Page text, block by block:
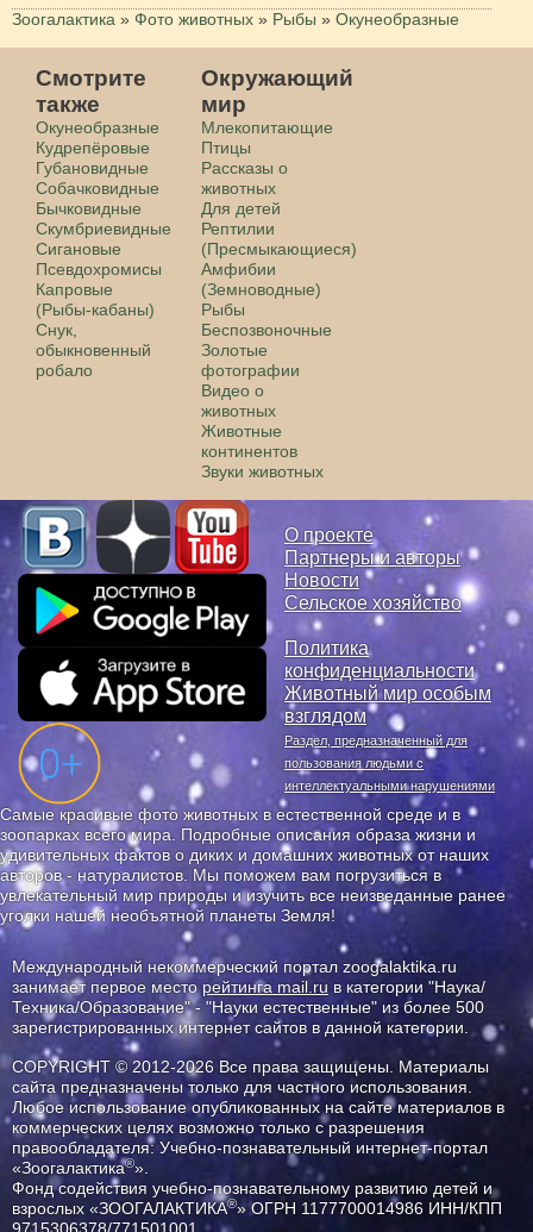
Зоогалактика » Фото животных » Рыбы » Окунеобразные
Смотрите
также
Окунеобразные
Кудрепёровые
Губановидные
Собачковидные
Бычковидные
Скумбриевидные
Сигановые
Псевдохромисы
Капровые
(Рыбы-кабаны)
Снук,
обыкновенный
робало
Окружающий
мир
Млекопитающие
Птицы
Рассказы о
животных
Для детей
Рептилии
(Пресмыкающиеся)
Амфибии
(Земноводные)
Рыбы
Беспозвоночные
Золотые
фотографии
Видео о
животных
Животные
континентов
Звуки животных
О проекте
Партнеры и авторы
Новости
Сельское хозяйство
Политика
конфиденциальности
Животный мир особым
взглядом
Раздел, предназначенный для
пользования людьми с
интеллектуальными нарушениями
Самые красивые фото животных в естественной среде и в
зоопарках всего мира. Подробные описания образа жизни и
удивительных фактов о диких и домашних животных от наших
авторов - натуралистов. Мы поможем вам погрузиться в
увлекательный мир природы и изучить все неизведанные ранее
уголки нашей необъятной планеты Земля!
Международный некоммерческий портал zoogalaktika.ru
занимает первое месторейтинга mail.ru в категории "Наука/
Техника/Образование" - "Науки естественные" из более 500
зарегистрированных интернет сайтов в данной категории.
COPYRIGHT © 2012-2026 Все права защищены. Материалы
сайта предназначены только для частного использования.
Любое использование опубликованных на сайте материалов в
коммерческих целях возможно только с разрешения
правообладателя: Учебно-познавательный интернет-портал
«Зоогалактика®».
Фонд содействия учебно-познавательному развитию детей и
взрослых «ЗООГАЛАКТИКА®» ОГРН 1177700014986 ИНН/КПП